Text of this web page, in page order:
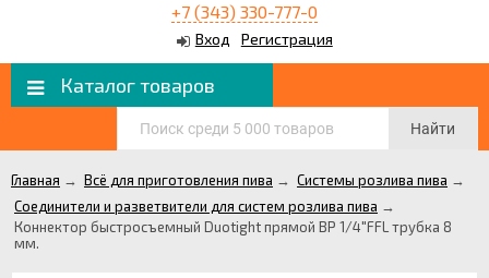
+7 (343) 330-777-0
Вход Регистрация
Каталог товаров
Найти
Главная → Всё для приготовления пива → Системы розлива пива →
Соединители и разветвители для систем розлива пива →
Коннектор быстросъемный Duotight прямой ВР 1/4"FFL трубка 8
мм.